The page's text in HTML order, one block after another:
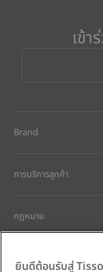
เข้
Brand
การบริการลูกค้า
กฎหมาย
การช่วยเหลือและติดต่อ
ยินดีต้อนรับสู่